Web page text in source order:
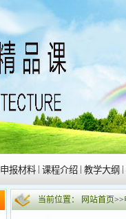
申报材料 | 课程介绍 | 教学大纲 |
当前位置： 网站首页>>